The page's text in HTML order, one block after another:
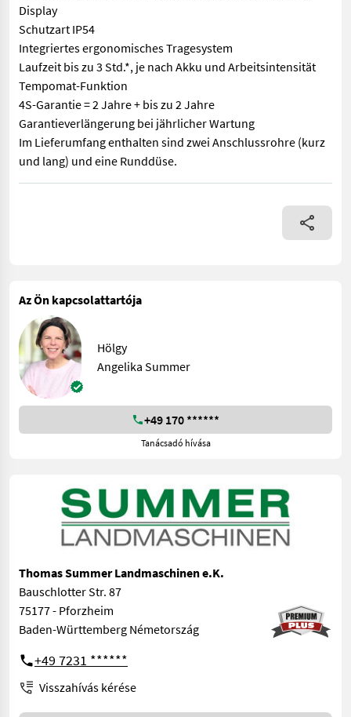
Display
Schutzart IP54
Integriertes ergonomisches Tragesystem
Laufzeit bis zu 3 Std.*, je nach Akku und Arbeitsintensität
Tempomat-Funktion
4S-Garantie = 2 Jahre + bis zu 2 Jahre
Garantieverlängerung bei jährlicher Wartung
Im Lieferumfang enthalten sind zwei Anschlussrohre (kurz
und lang) und eine Runddüse.
Leistungsstark mit 1.455 m³/h Schallleistungspegel +/- 97
Az Ön kapcsolattartója
Hölgy
Angelika Summer
+49 170 ******
Tanácsadó hívása
Thomas Summer Landmaschinen e.K.
Bauschlotter Str. 87
75177 - Pforzheim
Baden-Württemberg Németország
+49 7231 ******
Visszahívás kérése